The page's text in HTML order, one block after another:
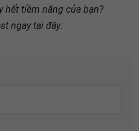
hết tiềm năng của bạn?
ngay tại đây: